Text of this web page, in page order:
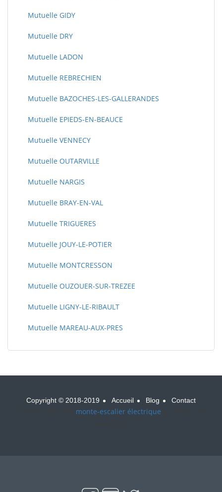
Mutuelle GIDY
Mutuelle DRY
Mutuelle LADON
Mutuelle REBRECHIEN
Mutuelle BAZOCHES-LES-GALLERANDES
Mutuelle EPIEDS-EN-BEAUCE
Mutuelle VENNECY
Mutuelle OUTARVILLE
Mutuelle NARGIS
Mutuelle BRAY-EN-VAL
Mutuelle TRIGUERES
Mutuelle JOUY-LE-POTIER
Mutuelle MONTCRESSON
Mutuelle OUZOUER-SUR-TREZEE
Mutuelle LIGNY-LE-RIBAULT
Mutuelle MAREAU-AUX-PRES
Copyright © 2018-2019 Accueil Blog Contact
monte-escalier électrique